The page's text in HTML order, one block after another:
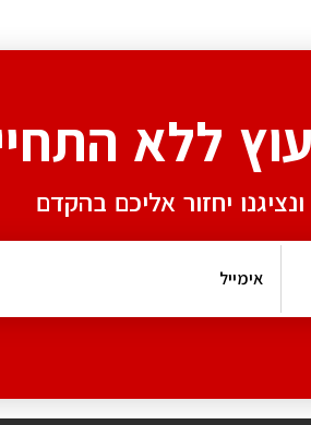
ללא
יחזור אליכם בהקדם